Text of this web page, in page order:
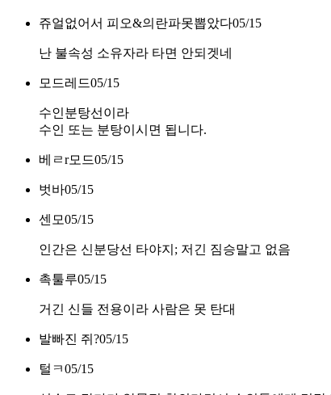
쥬얼없어서 피오&의란파못뽑았다05/15
난 불속성 소유자라 타면 안되겟네
모드레드05/15
수인분탕선이라
수인 또는 분탕이시면 됩니다.
베ㄹr모드05/15
벗바05/15
센모05/15
인간은 신분당선 타야지; 저긴 짐승말고 없음
촉툴루05/15
거긴 신들 전용이라 사람은 못 탄대
발빠진 쥐?05/15
털ㅋ05/15